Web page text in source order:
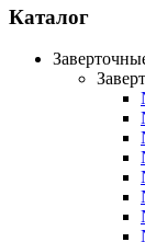
Каталог